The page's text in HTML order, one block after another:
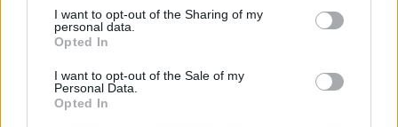
I want to opt-out of the Sharing of my
personal data.
Opted In
I want to opt-out of the Sale of my
Personal Data.
Opted In
A resposta a esta pergunta: